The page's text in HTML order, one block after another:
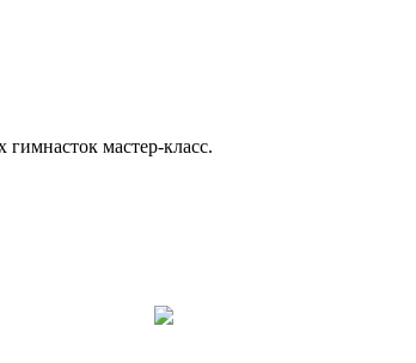
мастер-класс.